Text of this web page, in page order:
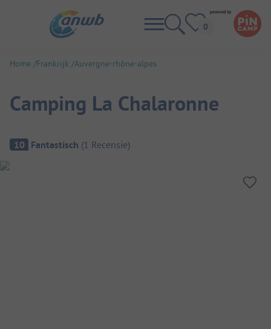
Home Frankrijk Auvergne-rhône-alpes
Camping La Chalaronne
Camping overzicht
10 Fantastisch (1 Recensie)